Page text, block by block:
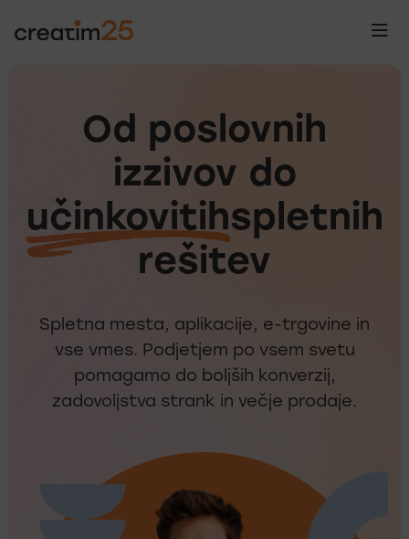
Od poslovnih
izzivov do
učinkovitihspletnih
rešitev
Spletna mesta, aplikacije, e-trgovine in
vse vmes. Podjetjem po vsem svetu
pomagamo do boljših konverzij,
zadovoljstva strank in večje prodaje.